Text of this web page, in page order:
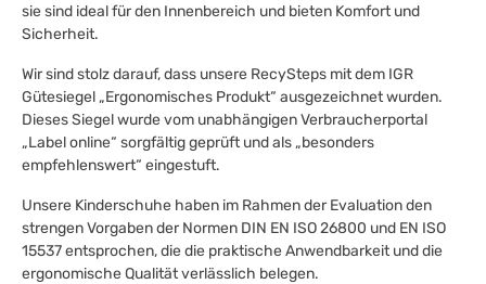
sie sind ideal für den Innenbereich und bieten Komfort und
Sicherheit.
Wir sind stolz darauf, dass unsere RecySteps mit dem IGR
Gütesiegel „Ergonomisches Produkt“ ausgezeichnet wurden.
Dieses Siegel wurde vom unabhängigen Verbraucherportal
„Label online“ sorgfältig geprüft und als „besonders
empfehlenswert“ eingestuft.
Unsere Kinderschuhe haben im Rahmen der Evaluation den
strengen Vorgaben der Normen DIN EN ISO 26800 und EN ISO
15537 entsprochen, die die praktische Anwendbarkeit und die
ergonomische Qualität verlässlich belegen.